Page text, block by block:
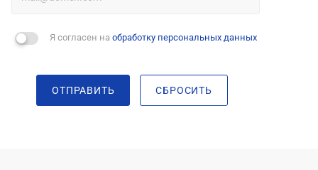
Я согласен на обработку персональных данных
ОТПРАВИТЬ СБРОСИТЬ